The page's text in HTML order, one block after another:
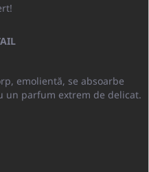
emolientă, se absoarbe
un parfum extrem de delicat.